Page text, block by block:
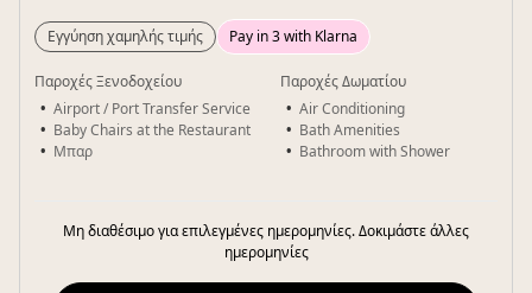
Εγγύηση χαμηλής τιμής Pay in 3 with Klarna
Παροχές Ξενοδοχείου
Airport / Port Transfer Service
Baby Chairs at the Restaurant
Μπαρ
Παροχές Δωματίου
Air Conditioning
Bath Amenities
Bathroom with Shower
Μη διαθέσιμο για επιλεγμένες ημερομηνίες. Δοκιμάστε άλλες
ημερομηνίες